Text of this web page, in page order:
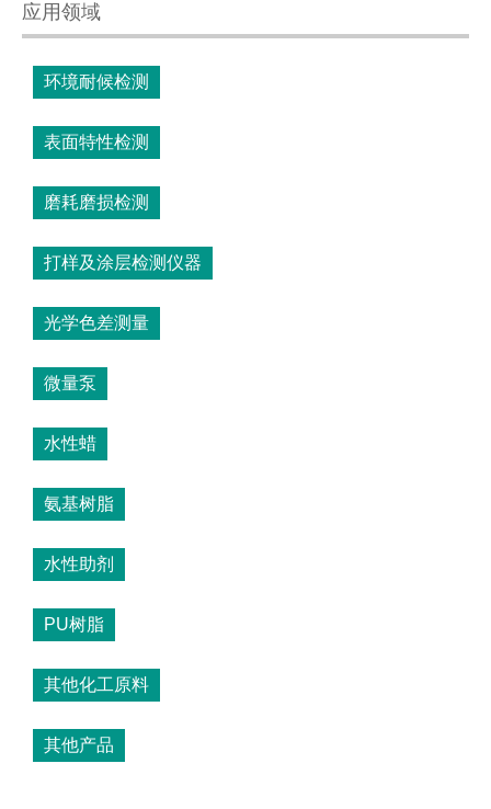
应用领域
环境耐候检测
表面特性检测
磨耗磨损检测
打样及涂层检测仪器
光学色差测量
微量泵
水性蜡
氨基树脂
水性助剂
PU树脂
其他化工原料
其他产品